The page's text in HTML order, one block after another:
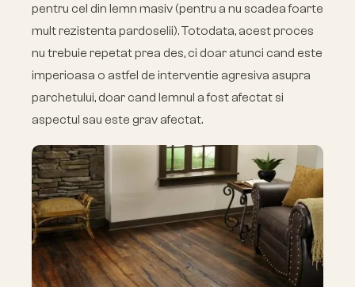
pentru cel din lemn masiv (pentru a nu scadea foarte
mult rezistenta pardoselii). Totodata, acest proces
nu trebuie repetat prea des, ci doar atunci cand este
imperioasa o astfel de interventie agresiva asupra
parchetului, doar cand lemnul a fost afectat si
aspectul sau este grav afectat.